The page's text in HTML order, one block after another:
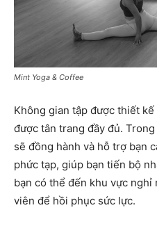
Mint Yoga & Coffee
Không gian tập được thiết
được tân trang đầy đủ.
sẽ đồng hành và hỗ trợ bạn
phức tạp, giúp bạn tiến bộ
bạn có thể đến khu vực
viên để hồi phục sức lực.